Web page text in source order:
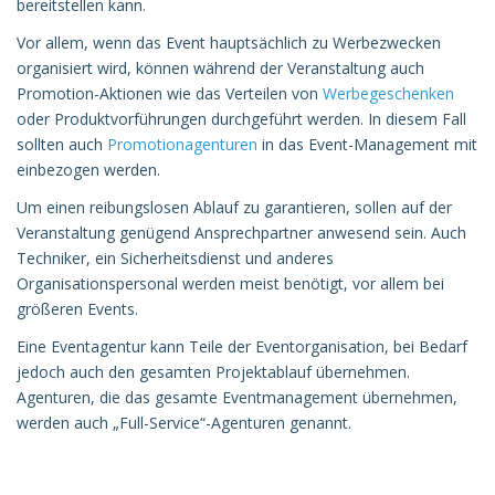
bereitstellen kann.
Vor allem, wenn das Event hauptsächlich zu Werbezwecken
organisiert wird, können während der Veranstaltung auch
Promotion-Aktionen wie das Verteilen von Werbegeschenken
oder Produktvorführungen durchgeführt werden. In diesem Fall
sollten auch Promotionagenturen in das Event-Management mit
einbezogen werden.
Um einen reibungslosen Ablauf zu garantieren, sollen auf der
Veranstaltung genügend Ansprechpartner anwesend sein. Auch
Techniker, ein Sicherheitsdienst und anderes
Organisationspersonal werden meist benötigt, vor allem bei
größeren Events.
Eine Eventagentur kann Teile der Eventorganisation, bei Bedarf
jedoch auch den gesamten Projektablauf übernehmen.
Agenturen, die das gesamte Eventmanagement übernehmen,
werden auch „Full-Service“-Agenturen genannt.